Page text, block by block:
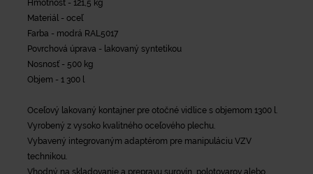
Hmotnosť - 121,5 kg
Materiál - oceľ
Farba - modrá RAL5017
Povrchová úprava - lakovaný syntetikou
Nosnosť - 500 kg
Objem - 1 300 l
Oceľový lakovaný kontajner pre otočné vidlice s objemom 1300 l.
Vyrobený z vysoko kvalitného oceľového plechu.
Vybavený integrovaným adaptérom pre manipuláciu VZV
technikou.
Vhodný na skladovanie a prepravu surovín, polotovarov alebo